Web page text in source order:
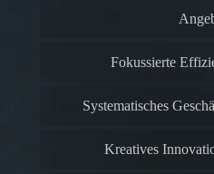
Fokussierte
Systematisches
Kreatives